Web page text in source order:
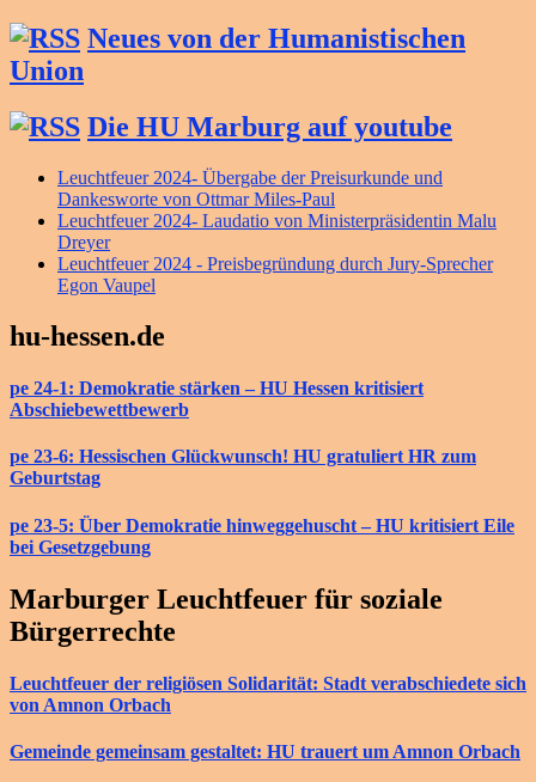
Neues von der Humanistischen
Union
Die HU Marburg auf youtube
Leuchtfeuer 2024- Übergabe der Preisurkunde und
Dankesworte von Ottmar Miles-Paul
Leuchtfeuer 2024- Laudatio von Ministerpräsidentin Malu
Dreyer
Leuchtfeuer 2024 - Preisbegründung durch Jury-Sprecher
Egon Vaupel
hu-hessen.de
pe 24-1: Demokratie stärken – HU Hessen kritisiert
Abschiebewettbewerb
pe 23-6: Hessischen Glückwunsch! HU gratuliert HR zum
Geburtstag
pe 23-5: Über Demokratie hinweggehuscht – HU kritisiert Eile
bei Gesetzgebung
Marburger Leuchtfeuer für soziale
Bürgerrechte
Leuchtfeuer der religiösen Solidarität: Stadt verabschiedete sich
von Amnon Orbach
Gemeinde gemeinsam gestaltet: HU trauert um Amnon Orbach